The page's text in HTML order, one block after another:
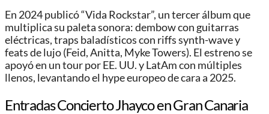
En 2024 publicó “Vida Rockstar”, un tercer álbum que
multiplica su paleta sonora: dembow con guitarras
eléctricas, traps baladísticos con riffs synth-wave y
feats de lujo (Feid, Anitta, Myke Towers). El estreno se
apoyó en un tour por EE. UU. y LatAm con múltiples
llenos, levantando el hype europeo de cara a 2025.
Entradas Concierto Jhayco en Gran Canaria